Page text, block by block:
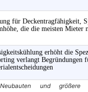
für Deckentragfähigkeit,
die die meisten Mieter
erhöht die
verlangt Begründungen
und größere